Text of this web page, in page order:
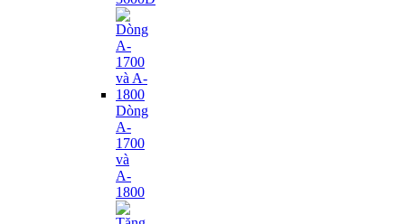
Dòng
A-
1700
và
A-
1800